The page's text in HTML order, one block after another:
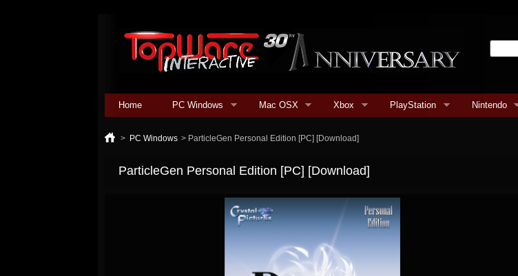
Home PC Windows Mac OSX Xbox PlayStation Nintendo
> PC Windows > ParticleGen Personal Edition [PC] [Download]
ParticleGen Personal Edition [PC] [Download]